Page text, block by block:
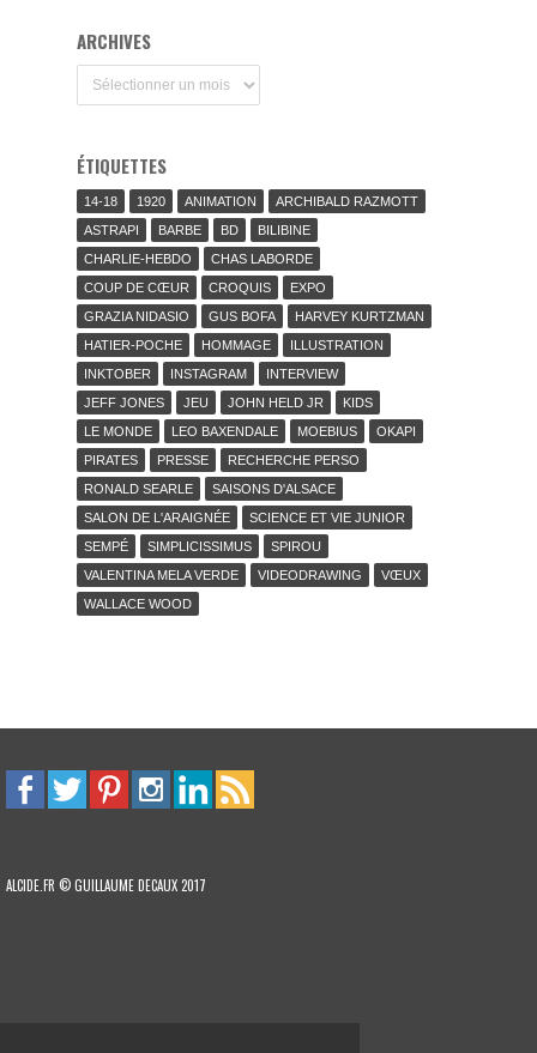
ARCHIVES
ÉTIQUETTES
14-18 1920 ANIMATION
ARCHIBALD RAZMOTT
ASTRAPI
BARBE BD
BILIBINE
CHARLIE-HEBDO
CHAS LABORDE
COUP DE CŒUR
CROQUIS
EXPO
GRAZIA NIDASIO
GUS BOFA
HARVEY KURTZMAN
HATIER-POCHE
HOMMAGE
ILLUSTRATION
INKTOBER
INSTAGRAM
INTERVIEW
JEFF JONES
JEU JOHN HELD JR
KIDS
LE MONDE
LEO BAXENDALE MOEBIUS
OKAPI
PIRATES
PRESSE
RECHERCHE PERSO
RONALD SEARLE
SAISONS D'ALSACE
SALON DE L'ARAIGNÉE
SCIENCE ET VIE JUNIOR
SEMPÉ
SIMPLICISSIMUS
SPIROU
VALENTINA MELA VERDE
VIDEODRAWING
VŒUX
WALLACE WOOD
ALCIDE.FR © GUILLAUME DECAUX 2017